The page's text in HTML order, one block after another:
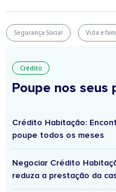
Segurança Social Vida e
Crédito
Poupe nos seus
Crédito Habitação:
poupe todos os meses
Negociar Crédito
reduza a prestação da